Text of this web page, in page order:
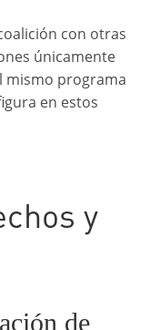
con otras
únicamente
mismo programa
en estos
y
de